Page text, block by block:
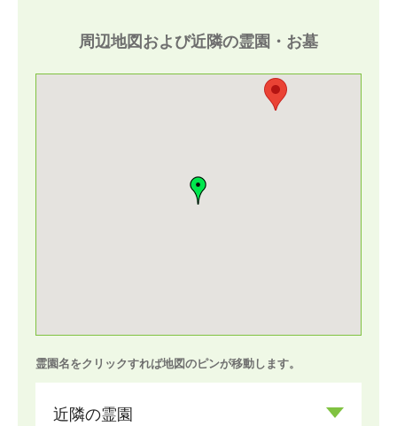
周辺地図および近隣の霊園・お墓
霊園名をクリックすれば地図のピンが移動します。
近隣の霊園